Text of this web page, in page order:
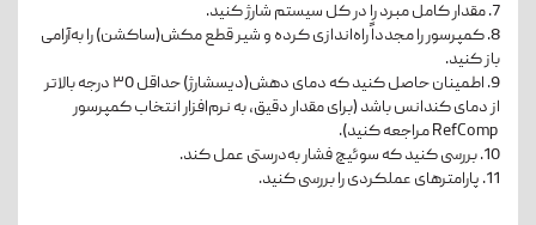
7. مقدار کامل مبرد را در کل سیستم شارژ کنید.
8. کمپرسور را مجدداً راه‌اندازی کرده و شیر قطع مکش(ساکشن) را به‌آرامی
باز کنید.
9. اطمینان حاصل کنید که دمای دهش(دیسشارژ) حداقل ۳0 درجه بالاتر
از دمای کندانس باشد (برای مقدار دقیق، به نرم‌افزار انتخاب کمپرسور
RefCompمراجعه کنید).
10. بررسی کنید که سوئیچ فشار به‌درستی عمل کند.
11. پارامترهای عملکردی را بررسی کنید.